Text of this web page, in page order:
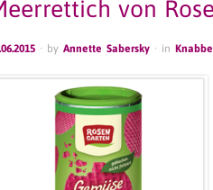
von
· by Annette Sabersky · in